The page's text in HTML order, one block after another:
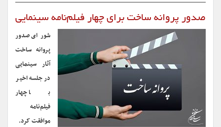
صدور پروانه ساخت برای چهار فیلم‌نامه سینمایی
شورای صدور
پروانه ساخت
آثار سینمایی
در جلسه اخیر
با چهار
فیلم‌نامه
موافقت کرد.